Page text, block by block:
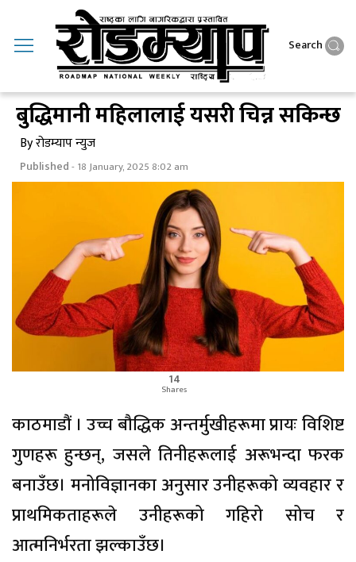
Search
बुद्धिमानी महिलालाई यसरी चिन्न सकिन्छ
By रोडम्याप न्युज
Published- 18 January, 2025 8:02 am
14
Shares
काठमाडौं । उच्च बौद्धिक अन्तर्मुखीहरूमा प्रायः विशिष्ट
गुणहरू हुन्छन्, जसले तिनीहरूलाई अरूभन्दा फरक
बनाउँछ। मनोविज्ञानका अनुसार उनीहरूको व्यवहार र
प्राथमिकताहरूले उनीहरूको गहिरो सोच र
आत्मनिर्भरता झल्काउँछ।